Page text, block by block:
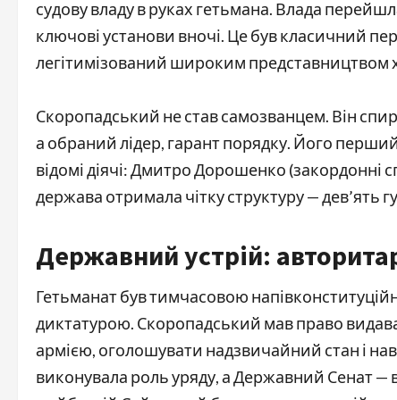
судову владу в руках гетьмана. Влада
ключові установи вночі. Це був класичний
легітимізований широким представництвом
Скоропадський не став самозванцем. Він
а обраний лідер, гарант порядку. Його
відомі діячі: Дмитро Дорошенко (закордонні
держава отримала чітку структуру — дев’ять
Державний устрій:
Гетьманат був тимчасовою
диктатурою. Скоропадський мав право
армією, оголошувати надзвичайний стан і
виконувала роль уряду, а Державний Сенат —